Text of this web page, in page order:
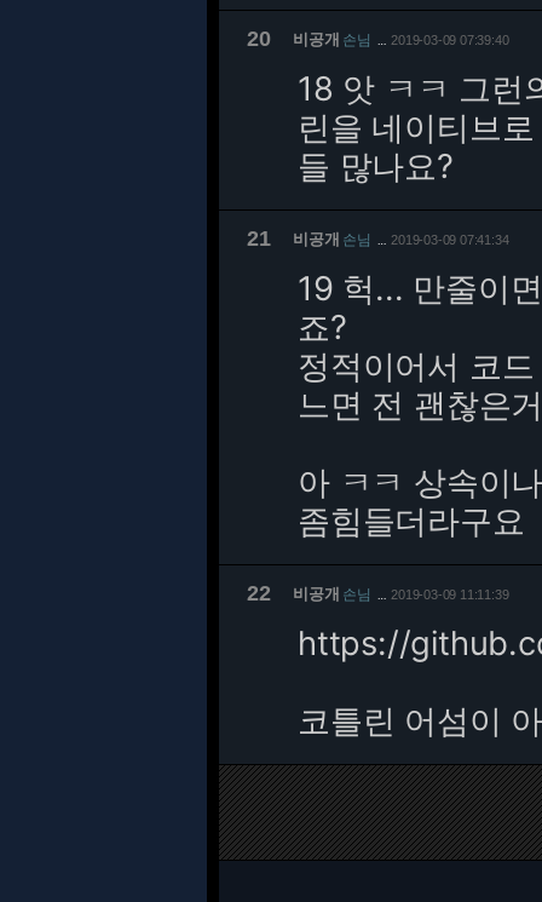
20 비공개 손님 2019-03-09 07:39:40
18 앗 ㅋㅋ 그런
린을 네이티브
들 많나요?
21 비공개 손님 2019-03-09 07:41:34
19 헉... 만줄이
죠?
정적이어서 코
느면 전 괜찮은
아 ㅋㅋ 상속이
좀힘들더라구요
22 비공개 손님 2019-03-09 11:11:39
https://
코틀린 어섬이